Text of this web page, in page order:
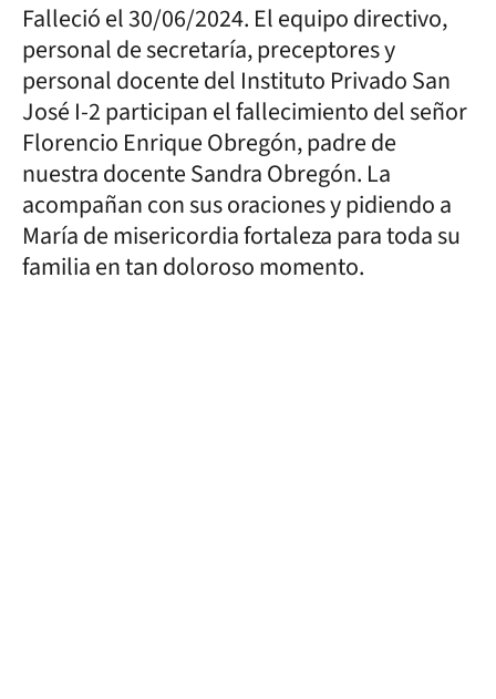
Falleció el 30/06/2024. El equipo directivo,
personal de secretaría, preceptores y
personal docente del Instituto Privado San
José I-2 participan el fallecimiento del señor
Florencio Enrique Obregón, padre de
nuestra docente Sandra Obregón. La
acompañan con sus oraciones y pidiendo a
María de misericordia fortaleza para toda su
familia en tan doloroso momento.